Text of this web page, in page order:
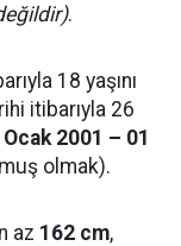
.
18 yaşını
itibarıyla 26
2001 – 01
olmak).
az 162 cm,